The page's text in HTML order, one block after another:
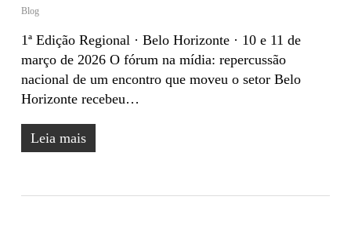
Blog
1ª Edição Regional · Belo Horizonte · 10 e 11 de
março de 2026 O fórum na mídia: repercussão
nacional de um encontro que moveu o setor Belo
Horizonte recebeu…
Leia mais